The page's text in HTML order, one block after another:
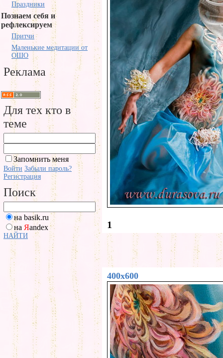
Праздники
Познаем себя и
рефлексируем
Притчи
Маленькие медитации от
ОШО
Реклама
Для тех кто в
теме
Запомнить меня
Войти Забыли пароль?
Регистрация
Поиск
на basik.ru
на Яandex
НАЙТИ
1
400x600